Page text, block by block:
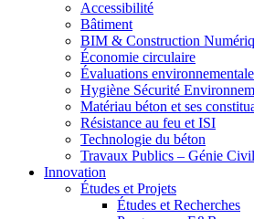
Accessibilité
Bâtiment
BIM & Construction
Économie circulaire
Évaluations
Hygiène Sécurité
Matériau béton et ses
Résistance au feu et ISI
Technologie du béton
Travaux Publics – Génie Civil
Innovation
Études et Projets
Études et Recherches